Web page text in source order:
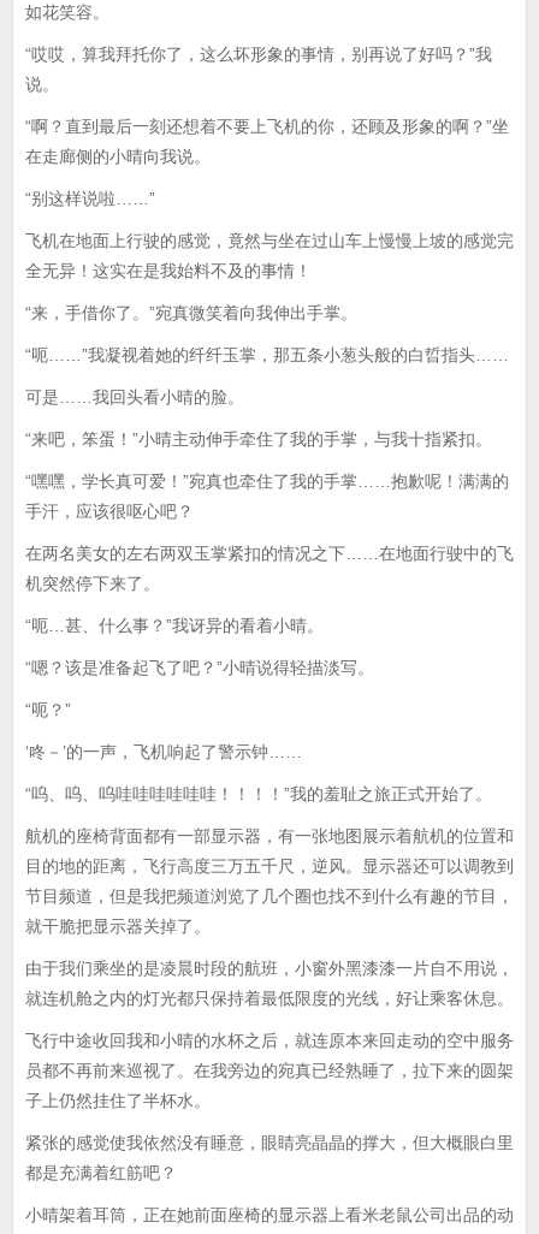
如花笑容。
“哎哎，算我拜托你了，这么坏形象的事情，别再说了好吗？”我
说。
“啊？直到最后一刻还想着不要上飞机的你，还顾及形象的啊？”坐
在走廊侧的小晴向我说。
“别这样说啦……”
飞机在地面上行驶的感觉，竟然与坐在过山车上慢慢上坡的感觉完
全无异！这实在是我始料不及的事情！
“来，手借你了。”宛真微笑着向我伸出手掌。
“呃……”我凝视着她的纤纤玉掌，那五条小葱头般的白晢指头……
可是……我回头看小晴的脸。
“来吧，笨蛋！”小晴主动伸手牵住了我的手掌，与我十指紧扣。
“嘿嘿，学长真可爱！”宛真也牵住了我的手掌……抱歉呢！满满的
手汗，应该很呕心吧？
在两名美女的左右两双玉掌紧扣的情况之下……在地面行驶中的飞
机突然停下来了。
“呃…甚、什么事？”我讶异的看着小晴。
“嗯？该是准备起飞了吧？”小晴说得轻描淡写。
“呃？”
‘咚－’的一声，飞机响起了警示钟……
“呜、呜、呜哇哇哇哇哇哇！！！！”我的羞耻之旅正式开始了。
航机的座椅背面都有一部显示器，有一张地图展示着航机的位置和
目的地的距离，飞行高度三万五千尺，逆风。显示器还可以调教到
节目频道，但是我把频道浏览了几个圈也找不到什么有趣的节目，
就干脆把显示器关掉了。
由于我们乘坐的是凌晨时段的航班，小窗外黑漆漆一片自不用说，
就连机舱之内的灯光都只保持着最低限度的光线，好让乘客休息。
飞行中途收回我和小晴的水杯之后，就连原本来回走动的空中服务
员都不再前来巡视了。在我旁边的宛真已经熟睡了，拉下来的圆架
子上仍然挂住了半杯水。
紧张的感觉使我依然没有睡意，眼睛亮晶晶的撑大，但大概眼白里
都是充满着红筋吧？
小晴架着耳筒，正在她前面座椅的显示器上看米老鼠公司出品的动